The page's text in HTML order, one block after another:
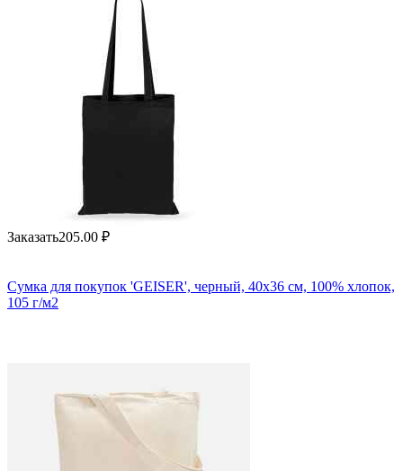
Заказать205.00 ₽
Сумка для покупок 'GEISER', черный, 40x36 см, 100% хлопок,
105 г/м2